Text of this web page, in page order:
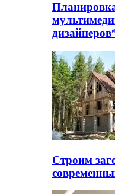
Строим